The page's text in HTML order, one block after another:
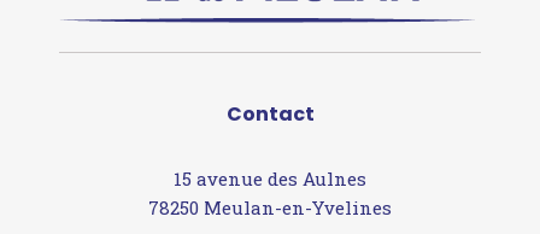
Contact
15 avenue des Aulnes
78250 Meulan-en-Yvelines